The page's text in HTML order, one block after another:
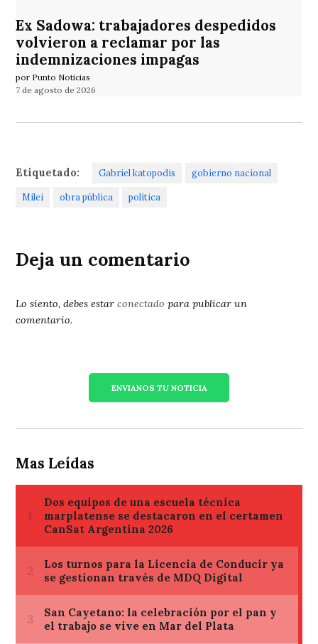
Ex Sadowa: trabajadores despedidos
volvieron a reclamar por las
indemnizaciones impagas
por Punto Noticias
7 de agosto de 2026
Etiquetado: Gabriel katopodis gobierno nacional
Milei obra pública política
Deja un comentario
Lo siento, debes estarconectado para publicar un
comentario.
ENVIANOS TU NOTICIA
Mas Leídas